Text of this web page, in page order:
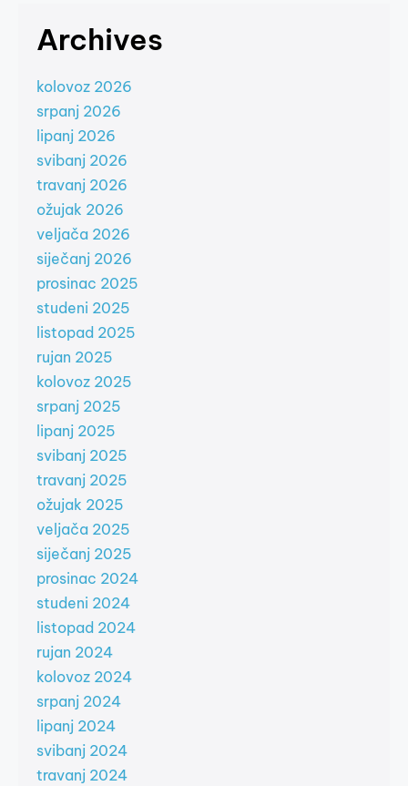
Archives
kolovoz 2026
srpanj 2026
lipanj 2026
svibanj 2026
travanj 2026
ožujak 2026
veljača 2026
siječanj 2026
prosinac 2025
studeni 2025
listopad 2025
rujan 2025
kolovoz 2025
srpanj 2025
lipanj 2025
svibanj 2025
travanj 2025
ožujak 2025
veljača 2025
siječanj 2025
prosinac 2024
studeni 2024
listopad 2024
rujan 2024
kolovoz 2024
srpanj 2024
lipanj 2024
svibanj 2024
travanj 2024